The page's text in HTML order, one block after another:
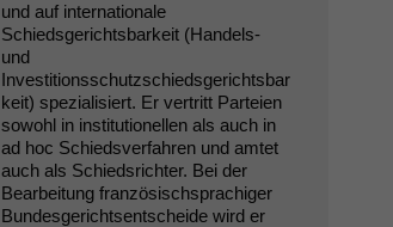
und auf internationale
Schiedsgerichtsbarkeit (Handels-
und
Investitionsschutzschiedsgerichtsbar
keit) spezialisiert. Er vertritt Parteien
sowohl in institutionellen als auch in
ad hoc Schiedsverfahren und amtet
auch als Schiedsrichter. Bei der
Bearbeitung französischsprachiger
Bundesgerichtsentscheide wird er